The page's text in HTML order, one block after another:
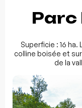
Superficie : 16 ha.
colline boisée et
de la